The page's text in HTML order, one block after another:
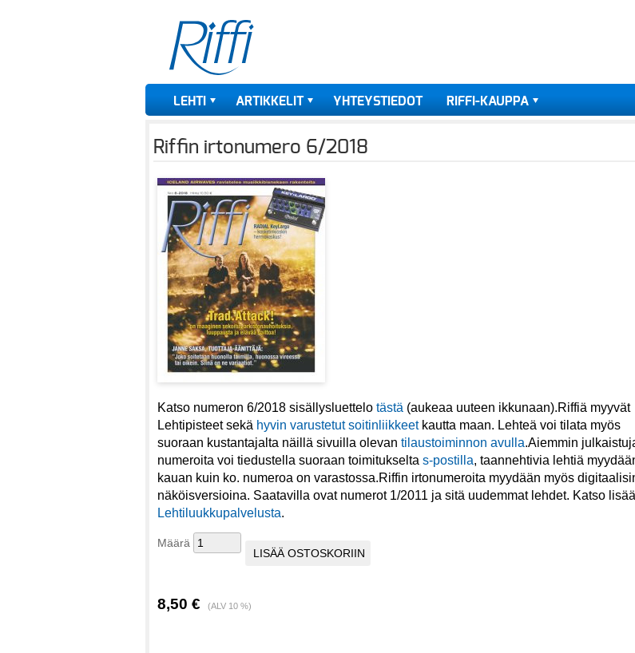
LEHTI ARTIKKELIT YHTEYSTIEDOT RIFFI-KAUPPA
Riffin irtonumero 6/2018
Katso numeron 6/2018 sisällysluettelo tästä (aukeaa uuteen ikkunaan).Riffiä myyvät
Lehtipisteet sekä hyvin varustetut soitinliikkeetkautta maan. Lehteä voi tilata myös
suoraan kustantajalta näillä sivuilla olevan tilaustoiminnon avulla.Aiemmin
numeroita voi tiedustella suoraan toimitukselta s-postilla, taannehtivia lehtiä
kauan kuin ko. numeroa on varastossa.Riffin irtonumeroita myydään myös
näköisversioina. Saatavilla ovat numerot 1/2011 ja sitä uudemmat lehdet. Katso lisää
Lehtiluukkupalvelusta.
Määrä
8,50 € (ALV 10 %)